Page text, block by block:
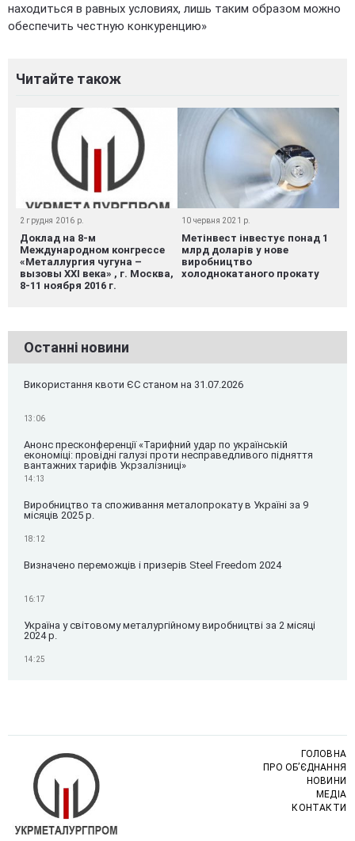
находиться в равных условиях, лишь таким образом можно
обеспечить честную конкуренцию»
Читайте також
2 грудня 2016 р.
Доклад на 8-м
Международном конгрессе
«Металлургия чугуна –
вызовы ХХI века» , г. Москва,
8-11 ноября 2016 г.
10 червня 2021 р.
Метінвест інвестує понад 1
млрд доларів у нове
виробництво
холоднокатаного прокату
Останні новини
Використання квоти ЄС станом на 31.07.2026
13:06
Анонс пресконференції «Тарифний удар по українській
економіці: провідні галузі проти несправедливого підняття
вантажних тарифів Укрзалізниці»
14:13
Виробництво та споживання металопрокату в Україні за 9
місяців 2025 р.
18:12
Визначено переможців і призерів Steel Freedom 2024
16:17
Україна у світовому металургійному виробництві за 2 місяці
2024 р.
14:25
ГОЛОВНА
ПРО ОБ’ЄДНАННЯ
НОВИНИ
МЕДІА
КОНТАКТИ